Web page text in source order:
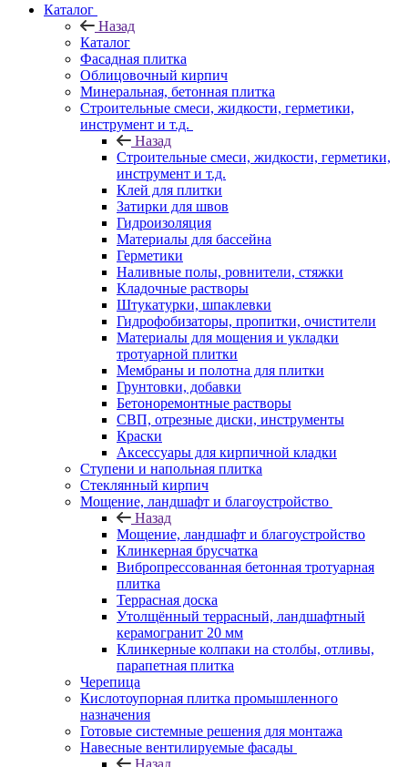
Каталог
Назад
Каталог
Фасадная плитка
Облицовочный кирпич
Минеральная, бетонная плитка
Строительные смеси, жидкости, герметики,
инструмент и т.д.
Назад
Строительные смеси, жидкости, герметики,
инструмент и т.д.
Клей для плитки
Затирки для швов
Гидроизоляция
Материалы для бассейна
Герметики
Наливные полы, ровнители, стяжки
Кладочные растворы
Штукатурки, шпаклевки
Гидрофобизаторы, пропитки, очистители
Материалы для мощения и укладки
тротуарной плитки
Мембраны и полотна для плитки
Грунтовки, добавки
Бетоноремонтные растворы
СВП, отрезные диски, инструменты
Краски
Аксессуары для кирпичной кладки
Ступени и напольная плитка
Cтеклянный кирпич
Мощение, ландшафт и благоустройство
Назад
Мощение, ландшафт и благоустройство
Клинкерная брусчатка
Вибропрессованная бетонная тротуарная
плитка
Террасная доска
Утолщённый террасный, ландшафтный
керамогранит 20 мм
Клинкерные колпаки на столбы, отливы,
парапетная плитка
Черепица
Кислотоупорная плитка промышленного
назначения
Готовые системные решения для монтажа
Навесные вентилируемые фасады
Назад